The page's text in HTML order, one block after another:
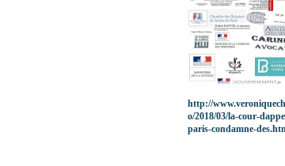
http://
o/2018/03/la-cour-
paris-condamne-